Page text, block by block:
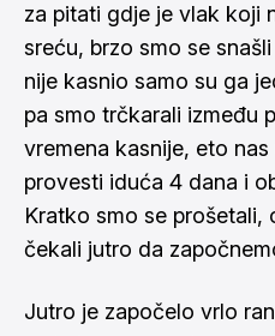
za pitati gdje je vlak koji
sreću, brzo smo se
nije kasnio samo su ga
pa smo trčkarali između
vremena kasnije, eto
provesti iduća 4 dana i
Kratko smo se prošetali,
čekali jutro da
Jutro je započelo vrlo